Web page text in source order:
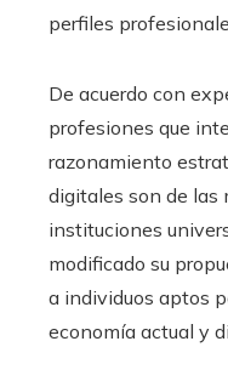
perfiles
De acuerdo con
profesiones que
razonamiento
digitales son de las
instituciones
modificado su
a individuos aptos
economía actual y